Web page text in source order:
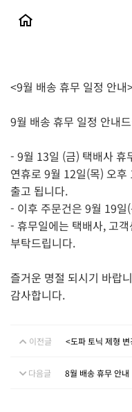
<9월 배송 휴무 일정 안내
9월 배송 휴무 일정 안내
- 9월 13일 (금) 택배사 휴
연휴로 9월 12일(목) 오후
출고 됩니다.
- 이후 주문건은 9월 19일
- 휴무일에는 택배사, 고
부탁드립니다.
즐거운 명절 되시기 바랍
감사합니다.
이전글 <도파 토닉 제형
다음글 8월 배송 휴무 안내